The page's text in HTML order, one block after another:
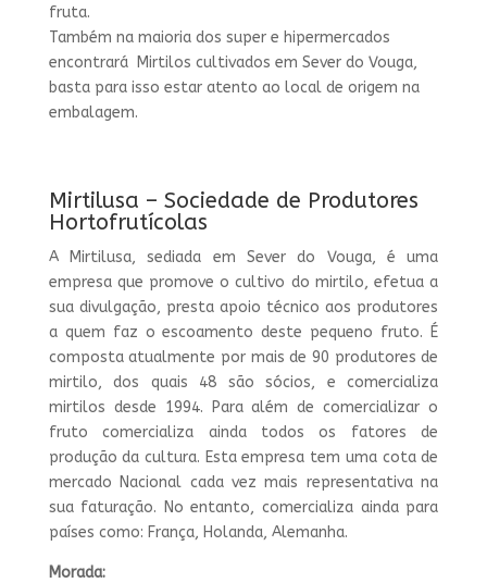
fruta.
Também na maioria dos super e hipermercados
encontrará Mirtilos cultivados em Sever do Vouga,
basta para isso estar atento ao local de origem na
embalagem.
Mirtilusa – Sociedade de Produtores
Hortofrutícolas
A Mirtilusa, sediada em Sever do Vouga, é uma
empresa que promove o cultivo do mirtilo, efetua a
sua divulgação, presta apoio técnico aos produtores
a quem faz o escoamento deste pequeno fruto. É
composta atualmente por mais de 90 produtores de
mirtilo, dos quais 48 são sócios, e comercializa
mirtilos desde 1994. Para além de comercializar o
fruto comercializa ainda todos os fatores de
produção da cultura. Esta empresa tem uma cota de
mercado Nacional cada vez mais representativa na
sua faturação. No entanto, comercializa ainda para
países como: França, Holanda, Alemanha.
Morada: